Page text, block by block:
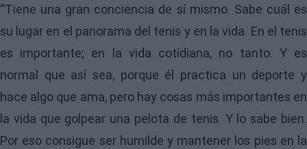
“Tiene una gran conciencia de sí mismo. Sabe cuál es
su lugar en el panorama del tenis y en la vida. En el tenis
es importante; en la vida cotidiana, no tanto. Y es
normal que así sea, porque él practica un deporte y
hace algo que ama, pero hay cosas más importantes en
la vida que golpear una pelota de tenis. Y lo sabe bien.
Por eso consigue ser humilde y mantener los pies en la